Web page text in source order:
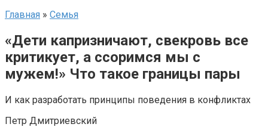
Главная » Семья
«Дети капризничают, свекровь все
критикует, а ссоримся мы с
мужем!» Что такое границы пары
И как разработать принципы поведения в конфликтах
Петр Дмитриевский